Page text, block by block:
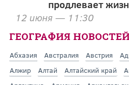
продлевает
12 июня — 11:30
ГЕОГРАФИЯ НОВОСТЕЙ
Абхазия Австралия Австрия
Алжир
Алтай Алтайский край